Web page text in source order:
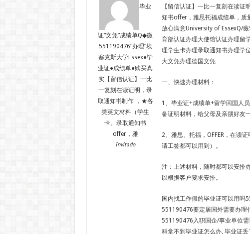
毕业
证“文凭”成绩单Q◆微
551190476“办理”埃
塞克斯大学Essex●毕
业证●成绩单●购买真
实【留信认证】一比
一复刻在读证明，录
取通知书制作 ，★各
类英文材料（学生
卡、录取通知书
offer，雅
Invitado
【留信认证】一比一复刻在读
知书offer，雅思托福成绩单，质
放心满意University of EssexQ/
育部认证办理大使馆认证办理留
理学生卡办理录取通知书办理学
大文凭办理德国文凭
一、快速办理材料：
1、毕业证+成绩单+留学回国人
备证明材料，给父母及亲朋好友
2、雅思、托福，OFFER，在读
请工签都可以用到）。
注：上述材料，随时都可以安排
以根据客户要求安排。
国内找工作假的毕业证可以用吗
551190476要定居国外需要办理
551190476入职国企/事业单位
科拿不到毕业证怎么办, 毕业证